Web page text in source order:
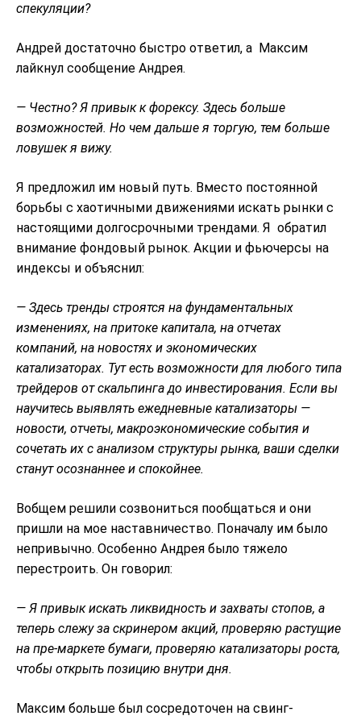
спекуляции?
Андрей достаточно быстро ответил, а Максим
лайкнул сообщение Андрея.
— Честно? Я привык к форексу. Здесь больше
возможностей. Но чем дальше я торгую, тем больше
ловушек я вижу.
Я предложил им новый путь. Вместо постоянной
борьбы с хаотичными движениями искать рынки с
настоящими долгосрочными трендами. Я обратил
внимание фондовый рынок. Акции и фьючерсы на
индексы и объяснил:
— Здесь тренды строятся на фундаментальных
изменениях, на притоке капитала, на отчетах
компаний, на новостях и экономических
катализаторах. Тут есть возможности для любого типа
трейдеров от скальпинга до инвестирования. Если вы
научитесь выявлять ежедневные катализаторы —
новости, отчеты, макроэкономические события и
сочетать их с анализом структуры рынка, ваши сделки
станут осознаннее и спокойнее.
Вобщем решили созвониться пообщаться и они
пришли на мое наставничество. Поначалу им было
непривычно. Особенно Андрея было тяжело
перестроить. Он говорил:
— Я привык искать ликвидность и захваты стопов, а
теперь слежу за скринером акций, проверяю растущие
на пре-маркете бумаги, проверяю катализаторы роста,
чтобы открыть позицию внутри дня.
Максим больше был сосредоточен на свинг-